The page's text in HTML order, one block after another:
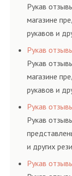
сжиженного
(кислород,
пропан,
Рукав
магазине
рукавов и
и
Рукав
Рукав
магазине
рукавов и
и
Рукав
Рукав
и других
и
Рукав